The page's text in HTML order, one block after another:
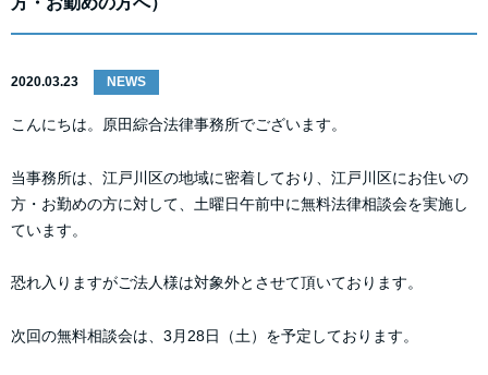
2020.03.23 NEWS
こんにちは。原田綜合法律事務所でございます。
当事務所は、江戸川区の地域に密着しており、江戸川区にお住いの
方・お勤めの方に対して、土曜日午前中に無料法律相談会を実施し
ています。
恐れ入りますがご法人様は対象外とさせて頂いております。
次回の無料相談会は、3月28日（土）を予定しております。